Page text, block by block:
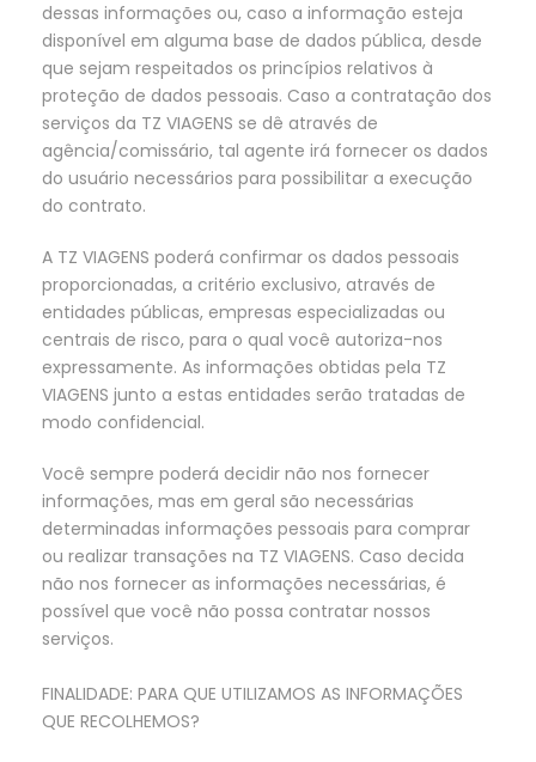
dessas informações ou, caso a informação esteja
disponível em alguma base de dados pública, desde
que sejam respeitados os princípios relativos à
proteção de dados pessoais. Caso a contratação dos
serviços da TZ VIAGENS se dê através de
agência/comissário, tal agente irá fornecer os dados
do usuário necessários para possibilitar a execução
do contrato.
A TZ VIAGENS poderá confirmar os dados pessoais
proporcionadas, a critério exclusivo, através de
entidades públicas, empresas especializadas ou
centrais de risco, para o qual você autoriza-nos
expressamente. As informações obtidas pela TZ
VIAGENS junto a estas entidades serão tratadas de
modo confidencial.
Você sempre poderá decidir não nos fornecer
informações, mas em geral são necessárias
determinadas informações pessoais para comprar
ou realizar transações na TZ VIAGENS. Caso decida
não nos fornecer as informações necessárias, é
possível que você não possa contratar nossos
serviços.
FINALIDADE: PARA QUE UTILIZAMOS AS INFORMAÇÕES
QUE RECOLHEMOS?